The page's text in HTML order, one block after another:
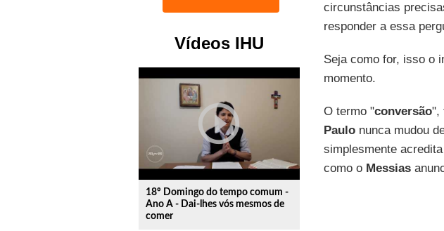
Vídeos IHU
play_circle_outline
18º Domingo do tempo comum -
Ano A - Dai-lhes vós mesmos de
comer
circunstâncias
responder a essa
Seja como for, isso o
momento.
O termo "conversão",
Paulonunca mudou
simplesmente
como o Messias